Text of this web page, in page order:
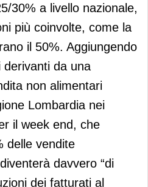
30% a livello nazionale,
più coinvolte, come la
il 50%. Aggiungendo
da una
non alimentari
Lombardia nei
il week end, che
delle vendite
davvero “di
dei fatturati al